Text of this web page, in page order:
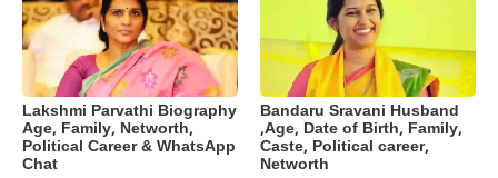
Lakshmi Parvathi Biography
Age, Family, Networth,
Political Career & WhatsApp
Chat
Bandaru Sravani Husband
,Age, Date of Birth, Family,
Caste, Political career,
Networth